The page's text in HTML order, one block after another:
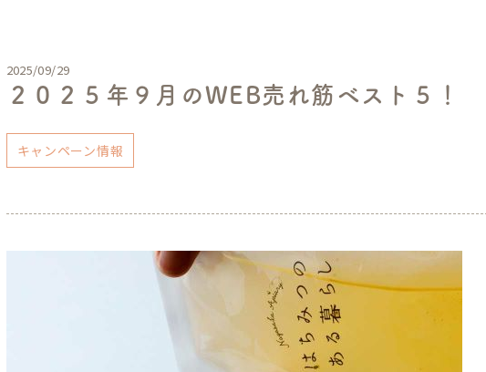
2025/09/29
２０２５年９月のWEB売れ筋ベスト５！
キャンペーン情報